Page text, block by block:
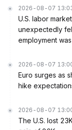
2026-08-07
U.S. labor
unexpectedly
employment
2026-08-07
Euro surges as
hike
2026-08-07
The U.S. lost